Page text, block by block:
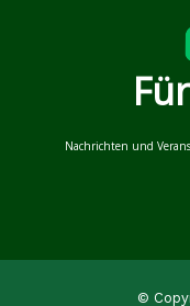
Nachrichten und
©